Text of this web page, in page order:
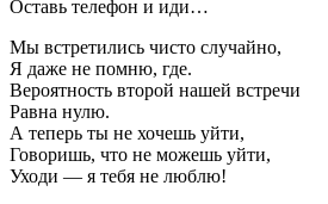
Оставь телефон и иди…
Мы встретились чисто случайно,
Я даже не помню, где.
Вероятность второй нашей встречи
Равна нулю.
А теперь ты не хочешь уйти,
Говоришь, что не можешь уйти,
Уходи — я тебя не люблю!